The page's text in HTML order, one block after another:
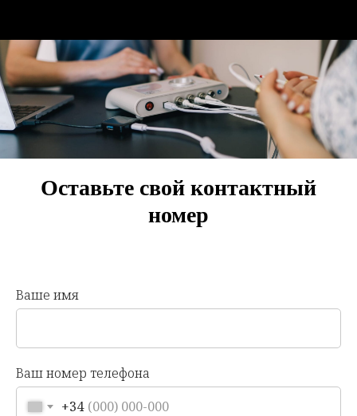
Отзывы реальные
люди в
телеграм чате
пользователей
WebWellness
Оставьте свой контактный
номер
Ваше имя
Ваш номер телефона
+34